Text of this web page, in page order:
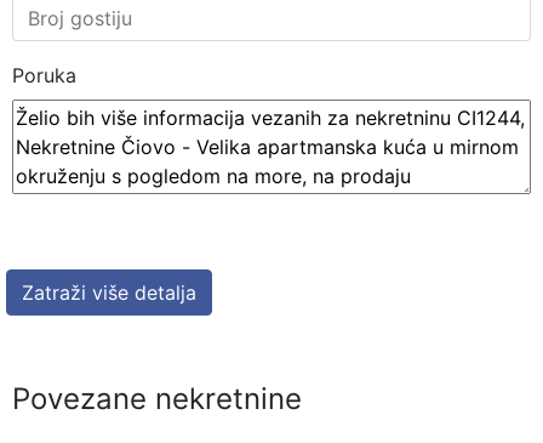
Poruka
Povezane nekretnine